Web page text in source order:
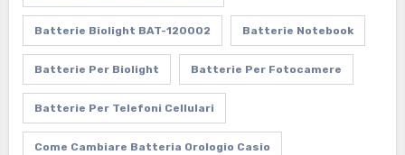
Batterie Biolight BAT-120002 Batterie Notebook
Batterie Per Biolight Batterie Per Fotocamere
Batterie Per Telefoni Cellulari
Come Cambiare Batteria Orologio Casio